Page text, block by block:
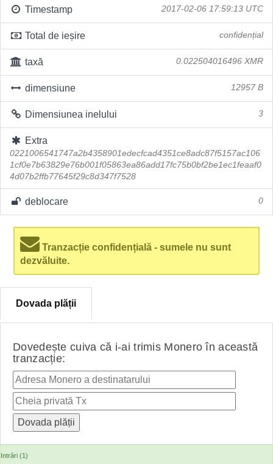
Timestamp 2017-02-06 17:59:13 UTC
Total de ieșire confidențial
taxă 0.022504016496 XMR
dimensiune 12957 B
Dimensiunea inelului 3
Extra
0221006541747a2b4358901edecfcad4351ce8adc87f5157ac106
1cf0e7b63829e76b001f05863ea86add17fc75b0bf2be1ec1feaaf0
4d07b2ffb77645f29c8d347f7528
deblocare 0
Tranzacție confidențială - sumele nu sunt
dezvăluite.
Dovada plății
Dovedește cuiva că i-ai trimis Monero în această
tranzacție:
Intrări (1)